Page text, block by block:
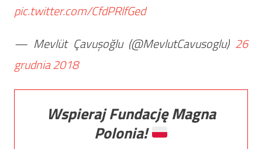
pic.twitter.com/CfdPRlfGed
— Mevlüt Çavuşoğlu (@MevlutCavusoglu) 26
grudnia 2018
Wspieraj Fundację Magna
Polonia!